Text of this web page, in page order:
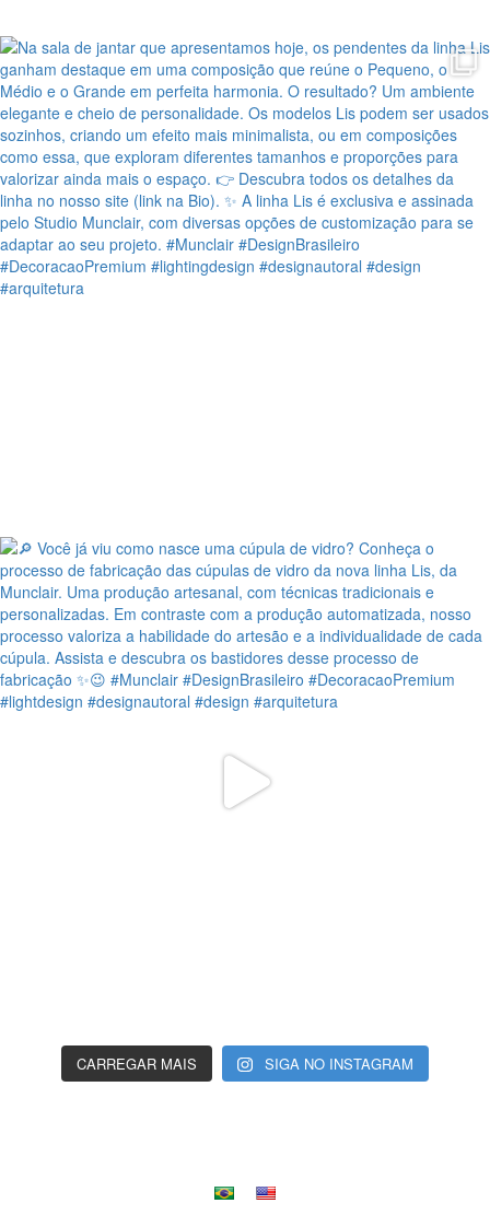
CARREGAR MAIS SIGA NO INSTAGRAM